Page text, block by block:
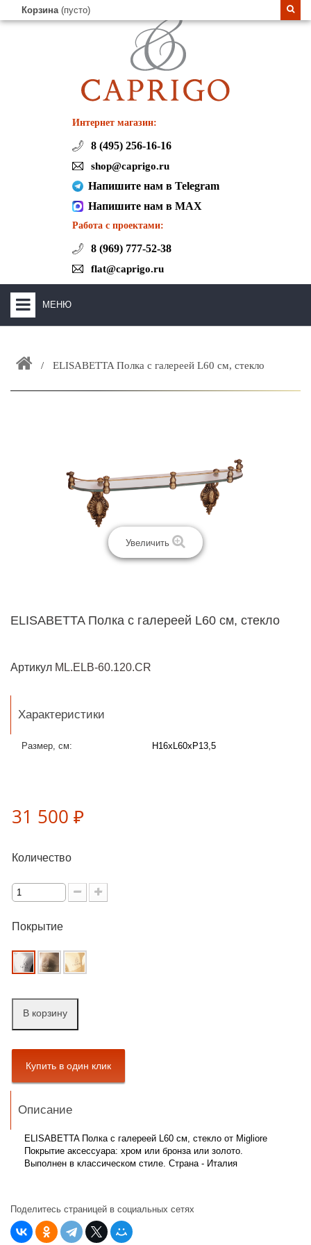
Корзина (пусто)
Интернет магазин:
8 (495) 256-16-16
shop@caprigo.ru
Напишите нам в Telegram
Напишите нам в MAX
Работа с проектами:
8 (969) 777-52-38
flat@caprigo.ru
МЕНЮ
ЗАКАЗАТЬ РАСЧЕТ КУХНИ CAPRIGO
+
ИНТЕРЬЕРНАЯ МЕБЕЛЬ
ДОСТАВКА И ВОЗВРАТ
ELISABETTA Полка c галереей L60 см, стекло
Увеличить
ELISABETTA Полка c галереей L60 см, стекло
Артикул ML.ELB-60.120.CR
Характеристики
Размер, см: H16xL60xP13,5
31 500 ₽
Количество
Покрытие
В корзину
Описание
ELISABETTA Полка c галереей L60 см, стекло от Migliore
Покрытие аксессуара: хром или бронза или золото.
Выполнен в классическом стиле. Страна - Италия
Поделитесь страницей в социальных сетях